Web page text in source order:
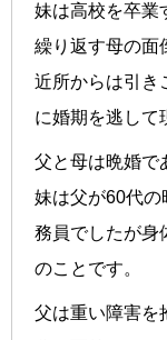
妹は高校を卒業
繰り返す母の面
近所からは引き
に婚期を逃して
父と母は晩婚で
妹は父が60代
務員でしたが身
のことです。
父は重い障害を